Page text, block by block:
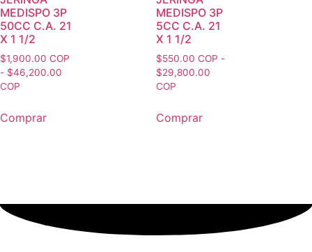
MEDISPO 3P
50CC C.A. 21
X 1 1/2
$1,900.00 COP
- $46,200.00
COP
Comprar
MEDISPO 3P
5CC C.A. 21
X 1 1/2
$550.00 COP -
$29,800.00
COP
Comprar